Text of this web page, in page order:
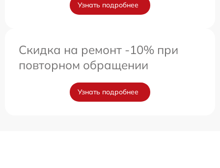
Узнать подробнее
Скидка на ремонт -10% при
повторном обращении
Узнать подробнее